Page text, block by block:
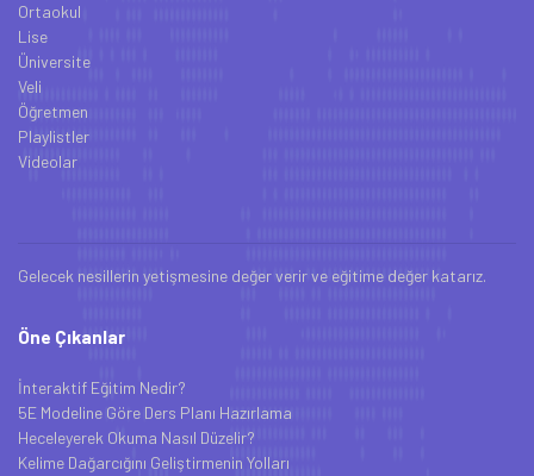
Ortaokul
Lise
Üniversite
Veli
Öğretmen
Playlistler
Videolar
Gelecek nesillerin yetişmesine değer verir ve eğitime değer katarız.
Öne Çıkanlar
İnteraktif Eğitim Nedir?
5E Modeline Göre Ders Planı Hazırlama
Heceleyerek Okuma Nasıl Düzelir?
Kelime Dağarcığını Geliştirmenin Yolları